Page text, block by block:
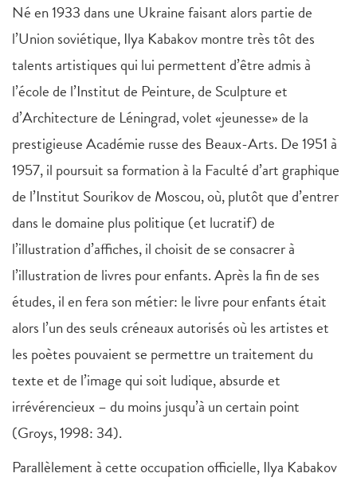
Né en 1933 dans une Ukraine faisant alors partie de
l’Union soviétique, Ilya Kabakov montre très tôt des
talents artistiques qui lui permettent d’être admis à
l’école de l’Institut de Peinture, de Sculpture et
d’Architecture de Léningrad, volet «jeunesse» de la
prestigieuse Académie russe des Beaux-Arts. De 1951 à
1957, il poursuit sa formation à la Faculté d’art graphique
de l’Institut Sourikov de Moscou, où, plutôt que d’entrer
dans le domaine plus politique (et lucratif) de
l’illustration d’affiches, il choisit de se consacrer à
l’illustration de livres pour enfants. Après la fin de ses
études, il en fera son métier: le livre pour enfants était
alors l’un des seuls créneaux autorisés où les artistes et
les poètes pouvaient se permettre un traitement du
texte et de l’image qui soit ludique, absurde et
irrévérencieux – du moins jusqu’à un certain point
(Groys, 1998: 34).
Parallèlement à cette occupation officielle, Ilya Kabakov